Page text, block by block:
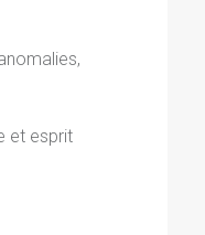
et esprit